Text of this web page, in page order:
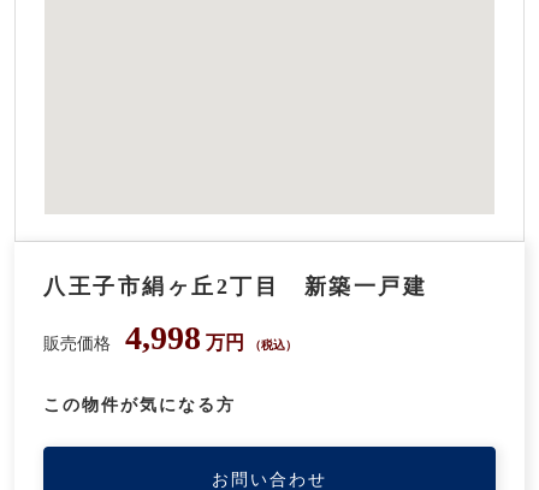
八王子市絹ヶ丘2丁目 新築一戸建
販売価格 4,998 万円 （税込）
この物件が気になる方
お問い合わせ